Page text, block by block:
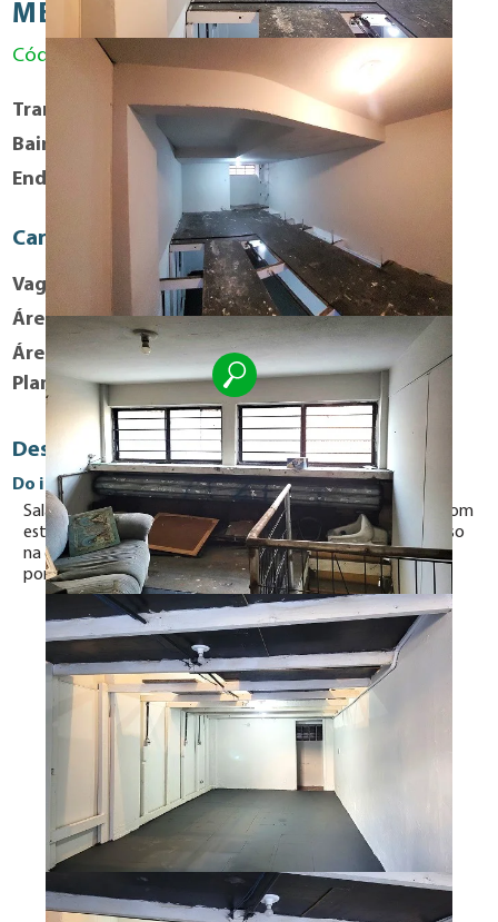
MEZANINO SEM VAGA!!!
Código: ALU1249COM
Transação Aluguel
Bairro Liberdade
Endereço Rua: Bueno de Andrade
Caracteristicas Fisicas
Vagas
Área útil 30 m²
Área Total 30 m²
Planta Baixa
Descrição
Do imóvel
Salão comercial com 30 m2 de área construída, mezanino com
estrutura em madeira, piso cimentado com pintura para piso
na cor cinza, banheiro nos fundos do salão, porta de vidro e
porta de aço na entrada.